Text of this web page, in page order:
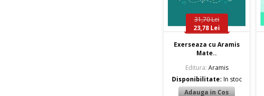
31,70 Lei
23,78 Lei
Exerseaza cu Aramis
Mate..
Editura: Aramis
Disponibilitate: In stoc